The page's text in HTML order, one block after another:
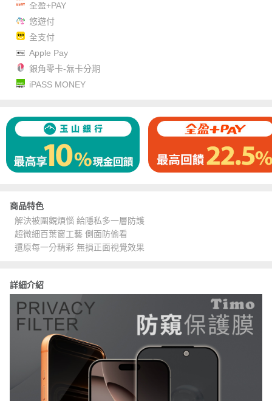
全盈+PAY
悠遊付
全支付
Apple Pay
銀角零卡-無卡分期
iPASS MONEY
商品特色
解決被圍觀煩惱 給隱私多一層防護
超微細百葉窗工藝 側面防偷看
還原每一分精彩 無損正面視覺效果
詳細介紹